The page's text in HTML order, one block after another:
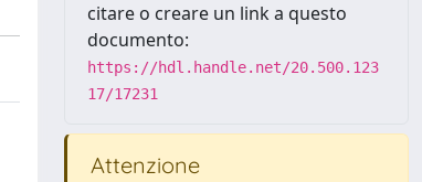
citare o creare un link a questo
documento:
https://hdl.handle.net/20.500.123
17/17231
Attenzione